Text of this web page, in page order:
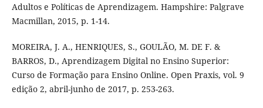
Adultos e Políticas de Aprendizagem. Hampshire: Palgrave
Macmillan, 2015, p. 1-14.
MOREIRA, J. A., HENRIQUES, S., GOULÃO, M. DE F. &
BARROS, D., Aprendizagem Digital no Ensino Superior:
Curso de Formação para Ensino Online. Open Praxis, vol. 9
edição 2, abril-junho de 2017, p. 253-263.